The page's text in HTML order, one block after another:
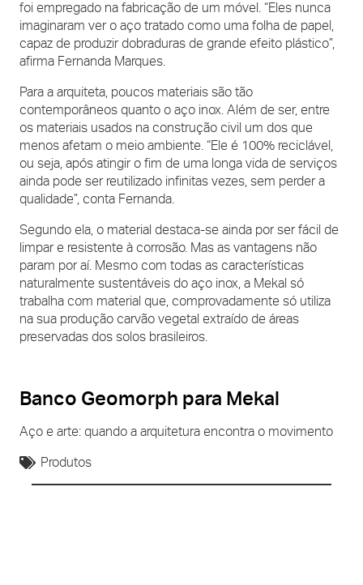
foi empregado na fabricação de um móvel. “Eles nunca
imaginaram ver o aço tratado como uma folha de papel,
capaz de produzir dobraduras de grande efeito plástico”,
afirma Fernanda Marques.
Para a arquiteta, poucos materiais são tão
contemporâneos quanto o aço inox. Além de ser, entre
os materiais usados na construção civil um dos que
menos afetam o meio ambiente. “Ele é 100% reciclável,
ou seja, após atingir o fim de uma longa vida de serviços
ainda pode ser reutilizado infinitas vezes, sem perder a
qualidade”, conta Fernanda.
Segundo ela, o material destaca-se ainda por ser fácil de
limpar e resistente à corrosão. Mas as vantagens não
param por aí. Mesmo com todas as características
naturalmente sustentáveis do aço inox, a Mekal só
trabalha com material que, comprovadamente só utiliza
na sua produção carvão vegetal extraído de áreas
preservadas dos solos brasileiros.
Banco Geomorph para Mekal
Aço e arte: quando a arquitetura encontra o movimento
Produtos